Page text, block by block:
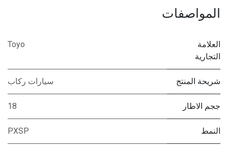
المواصفات
العلامة
التجارية
Toyo
شريحة المنتج سيارات ركاب
ججم الاطار 18
النمط PXSP